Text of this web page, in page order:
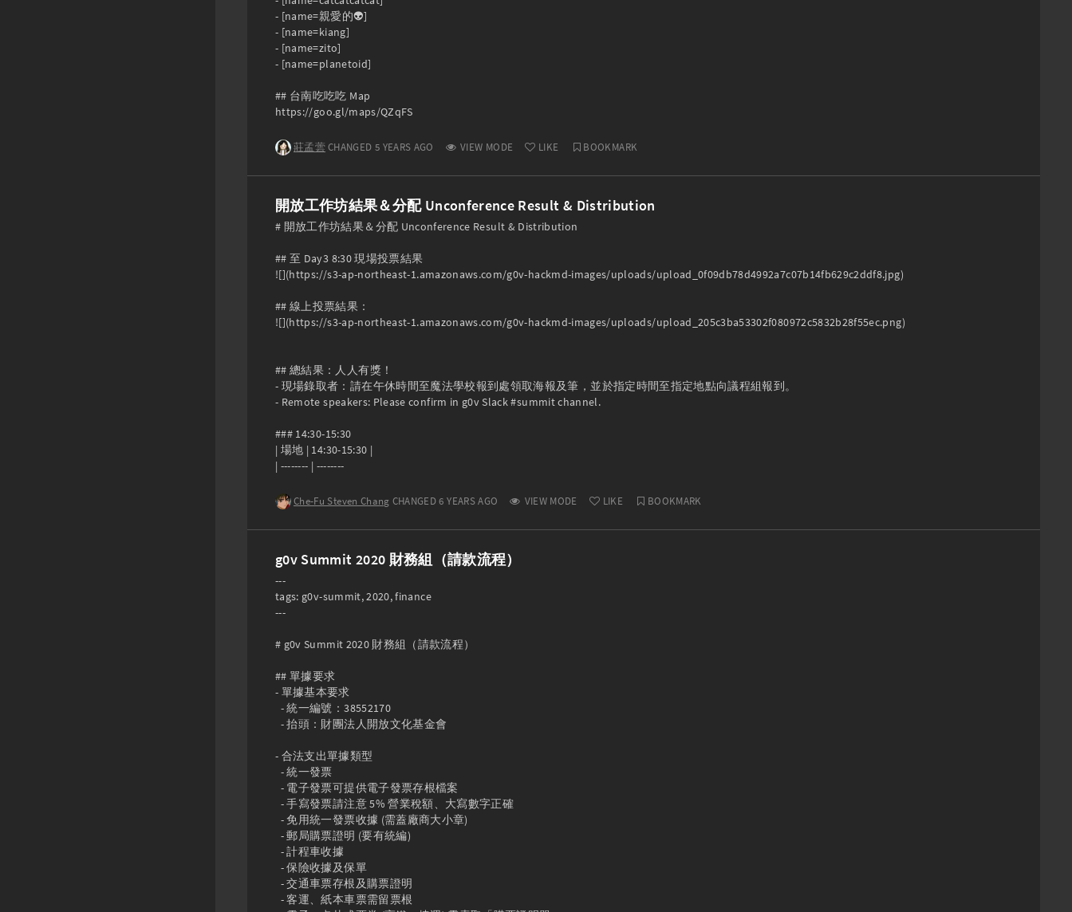
- [name=親愛的👽]
- [name=kiang]
- [name=zito]
- [name=planetoid]
## 台南吃吃吃 Map
https://goo.gl/maps/QZqFS
莊孟蕓CHANGED 5 YEARS AGO VIEW MODE LIKE BOOKMARK
開放工作坊結果＆分配 Unconference Result & Distribution
# 開放工作坊結果＆分配 Unconference Result & Distribution
## 至 Day3 8:30 現場投票結果
![](https://s3-ap-northeast-1.amazonaws.com/g0v-hackmd-images/uploads/upload_0f09db78d4992a7c07b14fb629c2ddf8.jpg)
## 線上投票結果：
![](https://s3-ap-northeast-1.amazonaws.com/g0v-hackmd-images/uploads/upload_205c3ba53302f080972c5832b28f55ec.png)
## 總結果：人人有獎！
- 現場錄取者：請在午休時間至魔法學校報到處領取海報及筆，並於指定時間至指定地點向議程組報到。
- Remote speakers: Please confirm in g0v Slack #summit channel.
### 14:30-15:30
| 場地 | 14:30-15:30 |
| -------- | --------
Che-Fu Steven Chang CHANGED 6 YEARS AGO VIEW MODE LIKE BOOKMARK
g0v Summit 2020 財務組（請款流程）
---
tags: g0v-summit, 2020, finance
---
# g0v Summit 2020 財務組（請款流程）
## 單據要求
- 單據基本要求
- 合法支出單據類型